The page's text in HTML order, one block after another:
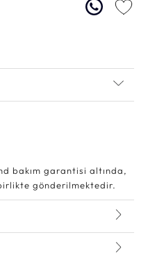
bakım garantisi altında,
gönderilmektedir.